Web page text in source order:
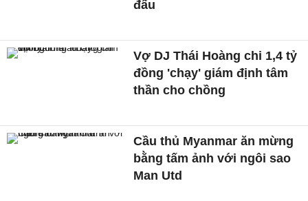
đấu
Vợ DJ Thái Hoàng chi 1,4 tỷ
đồng 'chạy' giám định tâm
thần cho chồng
Cầu thủ Myanmar ăn mừng
bằng tấm ảnh với ngôi sao
Man Utd